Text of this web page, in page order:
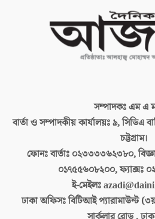
সম্পাদকঃএম এ
বার্তা ও সম্পাদকীয় কার্যালয়ঃ৯, সিডিএ
চট্টগ্রাম।
ফোনঃ বার্তাঃ ০২৩৩৩৩৬২৩৮০,
০১৭৫৫৬০৮২০০, ফ্যাক্সঃ
ই-মেইলঃ
ঢাকা অফিসঃবিটিআই প্যারামাউন্ট
সার্কুলার রোড ,